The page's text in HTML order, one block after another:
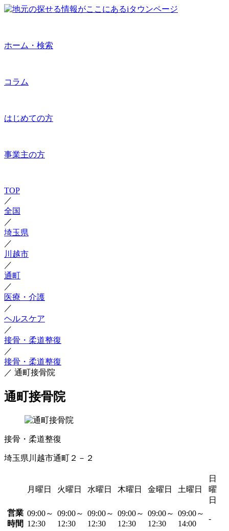
ホーム・検索
コラム
はじめての方
事業主の方
TOP
／
全国
／
埼玉県
／
川越市
／
通町
／
医療・介護
／
ヘルスケア
／
接骨・柔道整復
／
接骨・柔道整復
／ 通町接骨院
通町接骨院
接骨・柔道整復
埼玉県川越市通町２－２
月曜日 火曜日 水曜日 木曜日 金曜日 土曜日
日
曜
日
営業
時間
09:00～
12:30
09:00～
12:30
09:00～
12:30
09:00～
12:30
09:00～
12:30
09:00～
14:00
-